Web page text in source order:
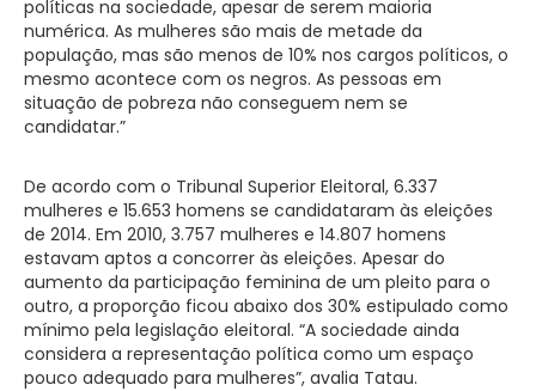
políticas na sociedade, apesar de serem maioria
numérica. As mulheres são mais de metade da
população, mas são menos de 10% nos cargos políticos, o
mesmo acontece com os negros. As pessoas em
situação de pobreza não conseguem nem se
candidatar.”
De acordo com o Tribunal Superior Eleitoral, 6.337
mulheres e 15.653 homens se candidataram às eleições
de 2014. Em 2010, 3.757 mulheres e 14.807 homens
estavam aptos a concorrer às eleições. Apesar do
aumento da participação feminina de um pleito para o
outro, a proporção ficou abaixo dos 30% estipulado como
mínimo pela legislação eleitoral. “A sociedade ainda
considera a representação política como um espaço
pouco adequado para mulheres”, avalia Tatau.